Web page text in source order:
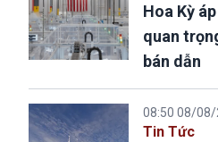
Hoa Kỳ
quan
bán dẫn
08:50 08/08/
Tin Tức